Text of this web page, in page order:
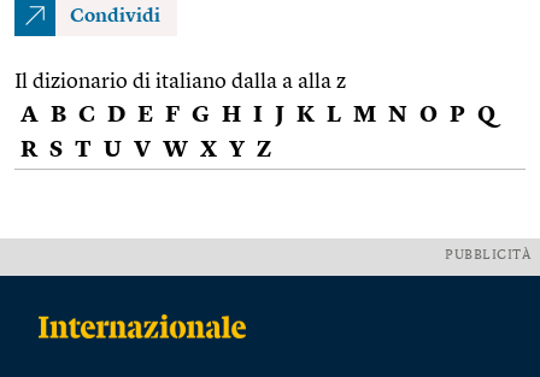
Condividi
Il dizionario di italiano dalla a alla z
A B C D E F G H I J K L M N O P Q
R S T U V W X Y Z
PUBBLICITÀ